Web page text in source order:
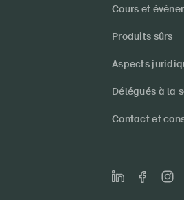
Cours et
Produits sûrs
Aspects
Délégués à la
Contact et